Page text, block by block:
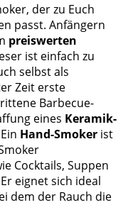
der zu Euch
passt. Anfängern
preiswerten
ist einfach zu
selbst als
Zeit erste
Barbecue-
eines Keramik-
Hand-Smoker ist
Cocktails, Suppen
eignet sich ideal
dem der Rauch die